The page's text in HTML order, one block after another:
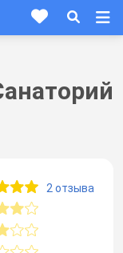
2 отзыва